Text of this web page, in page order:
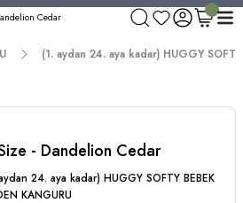
Alışverişlerde Kargo Bedava!
Worldwide Shipping!
(1. aydan 24. aya kadar) HUGGY
- Dandelion Cedar
24. aya kadar) HUGGY SOFTY BEBEK
KANGURU